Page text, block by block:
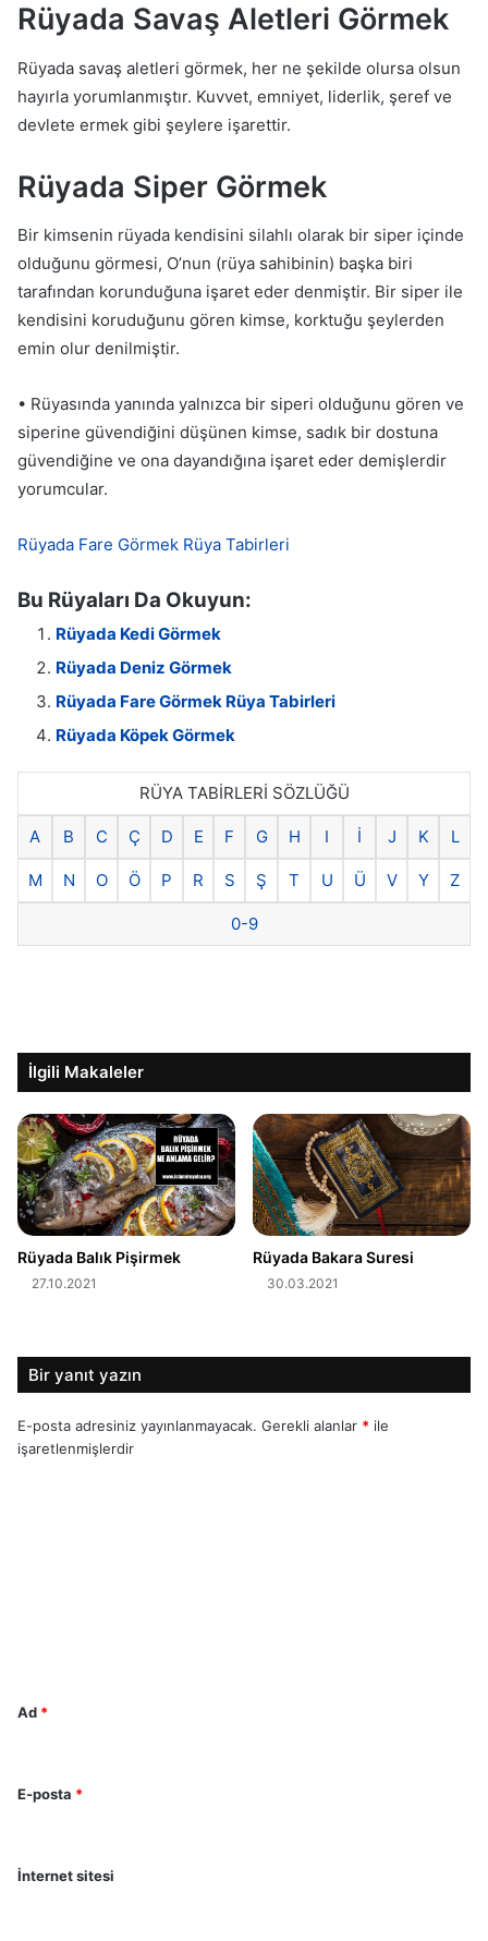
Rüyada Savaş Aletleri Görmek
Rüyada savaş aletleri görmek, her ne şekilde olursa olsun
hayırla yorumlanmıştır. Kuvvet, emniyet, liderlik, şeref ve
devlete ermek gibi şeylere işarettir.
Rüyada Siper Görmek
Bir kimsenin rüyada kendisini silahlı olarak bir siper içinde
olduğunu görmesi, O’nun (rüya sahibinin) başka biri
tarafından korunduğuna işaret eder denmiştir. Bir siper ile
kendisini koruduğunu gören kimse, korktuğu şeylerden
emin olur denilmiştir.
• Rüyasında yanında yalnızca bir siperi olduğunu gören ve
siperine güvendiğini düşünen kimse, sadık bir dostuna
güvendiğine ve ona dayandığına işaret eder demişlerdir
yorumcular.
Rüyada Fare Görmek Rüya Tabirleri
Bu Rüyaları Da Okuyun:
Rüyada Kedi Görmek
Rüyada Deniz Görmek
Rüyada Fare Görmek Rüya Tabirleri
Rüyada Köpek Görmek
RÜYA TABİRLERİ SÖZLÜĞÜ
A B C Ç D E F G H I İ J K L
M N O Ö P R S Ş T U Ü V Y Z
0-9
İlgili Makaleler
Rüyada Balık Pişirmek
27.10.2021
Rüyada Bakara Suresi
30.03.2021
Bir yanıt yazın
E-posta adresiniz yayınlanmayacak. Gerekli alanlar * ile
işaretlenmişlerdir
Ad *
E-posta *
İnternet sitesi